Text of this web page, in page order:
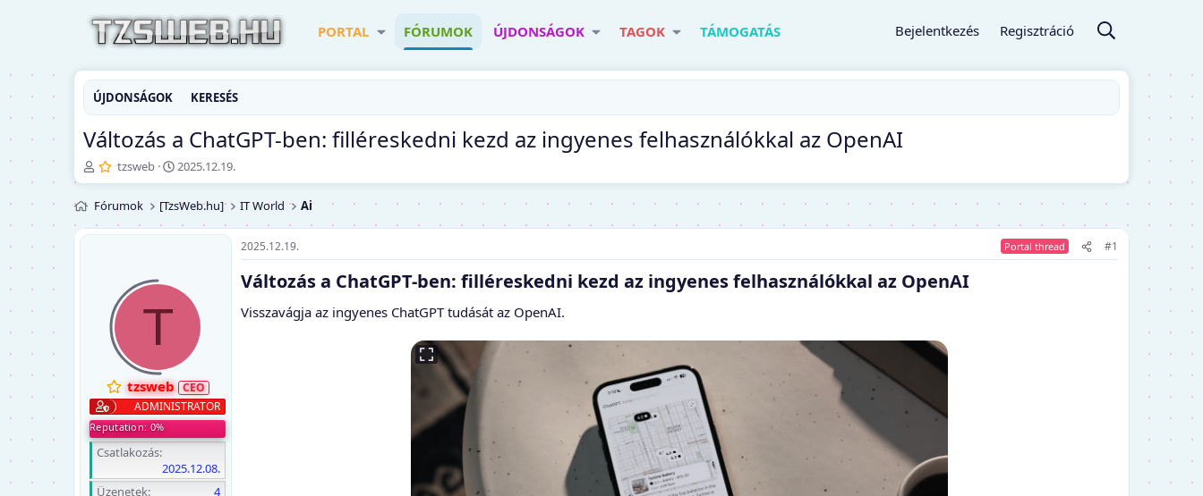
PORTAL FÓRUMOK ÚJDONSÁGOK TAGOK TÁMOGATÁS Bejelentkezés Regisztráció
ÚJDONSÁGOK KERESÉS
Változás a ChatGPT-ben: filléreskedni kezd az ingyenes felhasználókkal az OpenAI
T
é
m
a
i
tzsweb
K
e
d
ő
u
2025.12.19.
Fórumok [TzsWeb.hu] IT World Ai
T
tzsweb
ADMINISTRATOR
Reputation: 0%
Csatlakozás
2025.12.08.
Üzenetek
4
2025.12.19. Portal thread #1
Változás a ChatGPT-ben: filléreskedni kezd az ingyenes felhasználókkal az OpenAI​
Visszavágja az ingyenes ChatGPT tudását az OpenAI.